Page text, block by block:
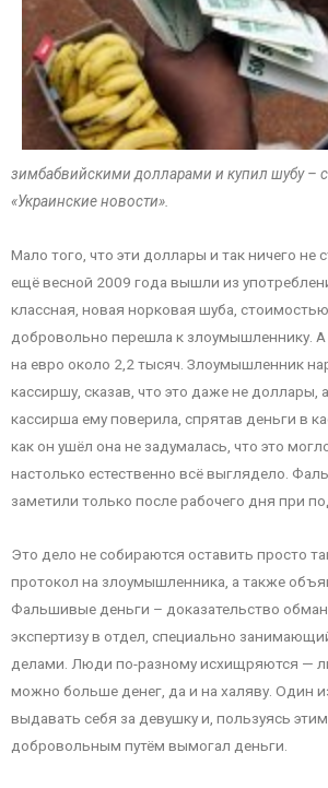
зимбабвийскими долларами и купил шубу –
«Украинские новости».
Мало того, что эти доллары и так ничего не
ещё весной 2009 года вышли из
классная, новая норковая шуба,
добровольно перешла к злоумышленнику. А
на евро около 2,2 тысяч. Злоумышленник
кассиршу, сказав, что это даже не доллары,
кассирша ему поверила, спрятав деньги в
как он ушёл она не задумалась, что это
настолько естественно всё выглядело.
заметили только после рабочего дня при
Это дело не собираются оставить просто
протокол на злоумышленника, а также
Фальшивые деньги – доказательство
экспертизу в отдел, специально
делами. Люди по-разному исхищряются —
можно больше денег, да и на халяву. Один
выдавать себя за девушку и, пользуясь
добровольным путём вымогал деньги.